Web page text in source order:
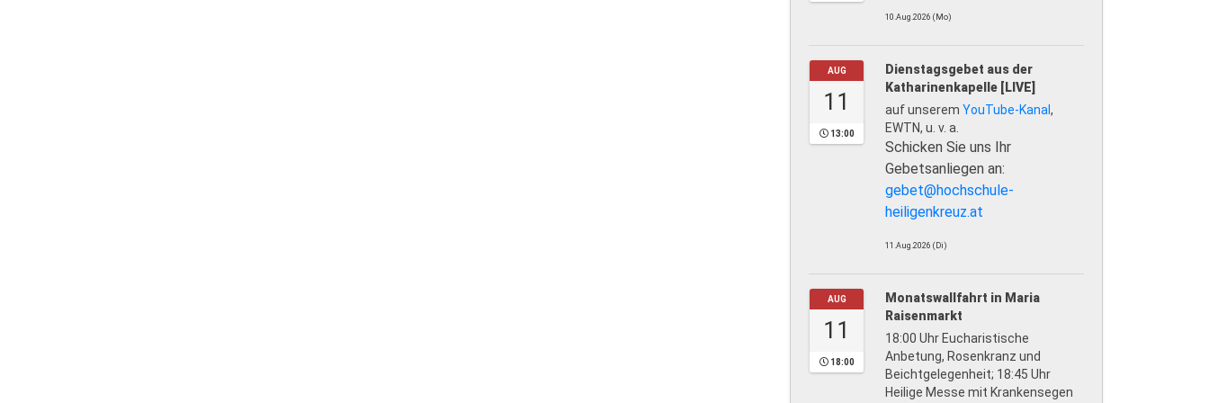
10.Aug.2026 (Mo)
AUG
11
13:00
Dienstagsgebet aus der
Katharinenkapelle [LIVE]
auf unserem YouTube-Kanal ,
EWTN, u. v. a.
Schicken Sie uns Ihr
Gebetsanliegen an:
gebet@hochschule-
heiligenkreuz.at
11.Aug.2026 (Di)
AUG
11
18:00
Monatswallfahrt in Maria
Raisenmarkt
18:00 Uhr Eucharistische
Anbetung, Rosenkranz und
Beichtgelegenheit; 18:45 Uhr
Heilige Messe mit Krankensegen